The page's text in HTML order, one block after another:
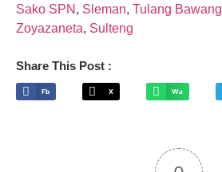
Sako SPN , Sleman, Tulang Bawang
Zoyazaneta, Sulteng
Share This Post :
Fb X Wa